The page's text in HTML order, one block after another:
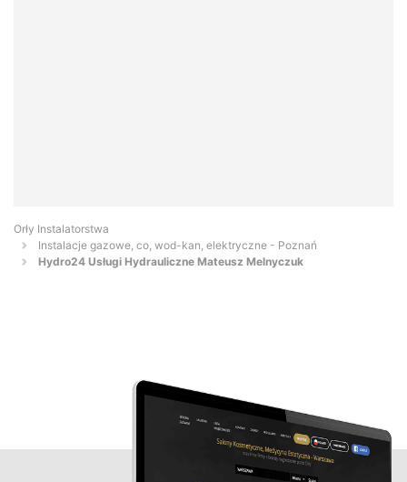
Orły Instalatorstwa
Instalacje gazowe, co, wod-kan, elektryczne - Poznań
Hydro24 Usługi Hydrauliczne Mateusz Melnyczuk